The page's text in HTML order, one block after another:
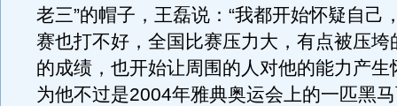
老三”的帽子，王磊说：“我都开始怀疑自己
赛也打不好，全国比赛压力大，有点被压垮
的成绩，也开始让周围的人对他的能力产生
为他不过是2004年雅典奥运会上的一匹黑